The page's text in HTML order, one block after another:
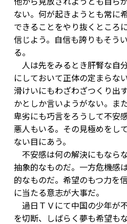
ない。何が起きようとも常に
できることをやり抜くところ
信じよう。自信も誇りもそう
る。
人は先をみるとき肝腎な自
にしておいて正体の定まらな
滑けいにもわざわざつくり出
かとしか言いようがない。ま
卑劣にも巧言をろうして不安
悪人もいる。その見極めをし
ない目にあう。
不安感は何の解決にもなら
抽象的なものだ。一方危機感
的なものだ。希望のもつ力を
に当たる意志が大事だ。
過日ＴＶにて中国の少年が
を切断、しばらく夢も希望も